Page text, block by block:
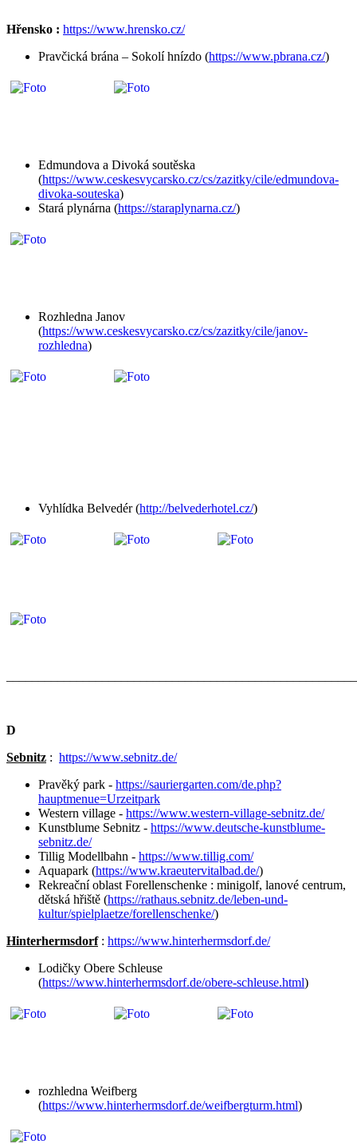
Hřensko : https://www.hrensko.cz/
Pravčická brána – Sokolí hnízdo (https://www.pbrana.cz/)
Edmundova a Divoká soutěska
(https://www.ceskesvycarsko.cz/cs/zazitky/cile/edmundova-
divoka-souteska)
Stará plynárna (https://staraplynarna.cz/)
Rozhledna Janov
(https://www.ceskesvycarsko.cz/cs/zazitky/cile/janov-
rozhledna)
Vyhlídka Belvedér (http://belvederhotel.cz/)
D
Sebnitz : https://www.sebnitz.de/
Pravěký park - https://sauriergarten.com/de.php?
hauptmenue=Urzeitpark
Western village - https://www.western-village-sebnitz.de/
Kunstblume Sebnitz - https://www.deutsche-kunstblume-
sebnitz.de/
Tillig Modellbahn - https://www.tillig.com/
Aquapark (https://www.kraeutervitalbad.de/)
Rekreační oblast Forellenschenke : minigolf, lanové centrum,
dětská hřiště (https://rathaus.sebnitz.de/leben-und-
kultur/spielplaetze/forellenschenke/)
Hinterhermsdorf: https://www.hinterhermsdorf.de/
Lodičky Obere Schleuse
(https://www.hinterhermsdorf.de/obere-schleuse.html)
rozhledna Weifberg
(https://www.hinterhermsdorf.de/weifbergturm.html)